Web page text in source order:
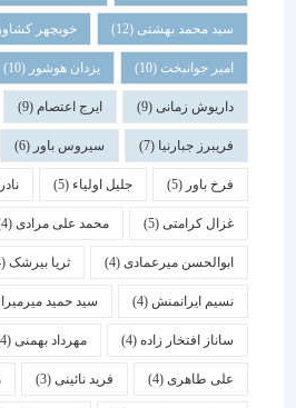
سید محمد بهشتی(12) خوبچهر کشاورزی(10)
امیر جوانبخت(10) یزدان هوشور(10)
داریوش زمانی(9) ایرج اعتصام(9)
فریبرز جبارنیا(7) سیروس باور(6)
فرخ باور(5) جلیل اولیاء(5) نادر
غزال کرامتی(5) محمد علی مرادی(4)
ابوالحسن میرعمادی(4) ثریا بیرشک(4)
نسیم ایرانمنش(4) سید حمید میرمیران(4)
ساناز افتخار زاده(4) مهرداد بهمنی (4)
علی طاهری(4) فرید نائینی(3) مهناز